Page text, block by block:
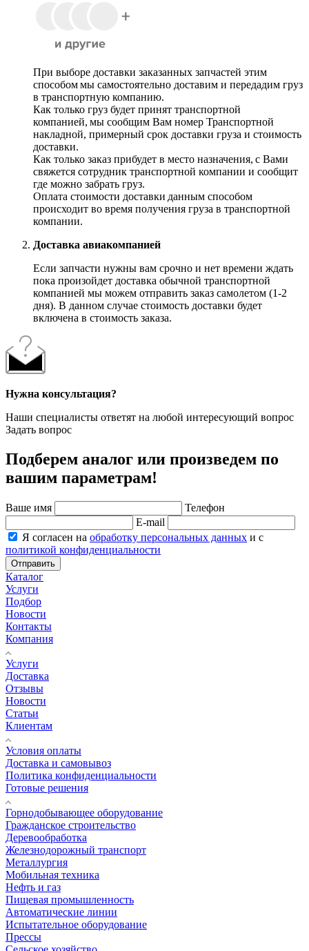
При выборе доставки заказанных запчастей этим
способом мы самостоятельно доставим и передадим груз
в транспортную компанию.
Как только груз будет принят транспортной
компанией, мы сообщим Вам номер Транспортной
накладной, примерный срок доставки груза и стоимость
доставки.
Как только заказ прибудет в место назначения, с Вами
свяжется сотрудник транспортной компании и сообщит
где можно забрать груз.
Оплата стоимости доставки данным способом
происходит во время получения груза в транспортной
компании.
Доставка авиакомпанией
Если запчасти нужны вам срочно и нет времени ждать
пока произойдет доставка обычной транспортной
компанией мы можем отправить заказ самолетом (1-2
дня). В данном случае стоимость доставки будет
включена в стоимость заказа.
Нужна консультация?
Наши специалисты ответят на любой интересующий вопрос
Задать вопрос
Подберем аналог или произведем по
вашим параметрам!
Ваше имя
Телефон
E-mail
Я согласен на обработку персональных данных и с
политикой конфиденциальности
Отправить
Каталог
Услуги
Подбор
Новости
Контакты
Компания
Услуги
Доставка
Отзывы
Новости
Статьи
Клиентам
Условия оплаты
Доставка и самовывоз
Политика конфиденциальности
Готовые решения
Горнодобывающее оборудование
Гражданское строительство
Деревообработка
Железнодорожный транспорт
Металлургия
Мобильная техника
Нефть и газ
Пищевая промышленность
Автоматические линии
Испытательное оборудование
Прессы